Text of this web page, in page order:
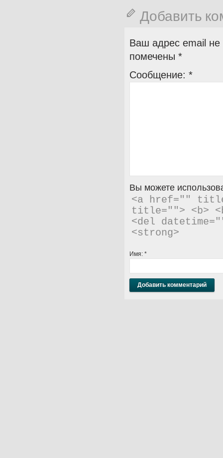
Добавить
Ваш адрес email не
помечены *
Сообщение: *
Вы можете
<a href=""
title=""> <b>
<del
<strong>
Имя: *